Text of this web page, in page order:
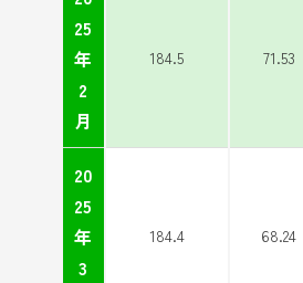
25
年
2
月
184.5 71.53
20
25
年
3
184.4 68.24